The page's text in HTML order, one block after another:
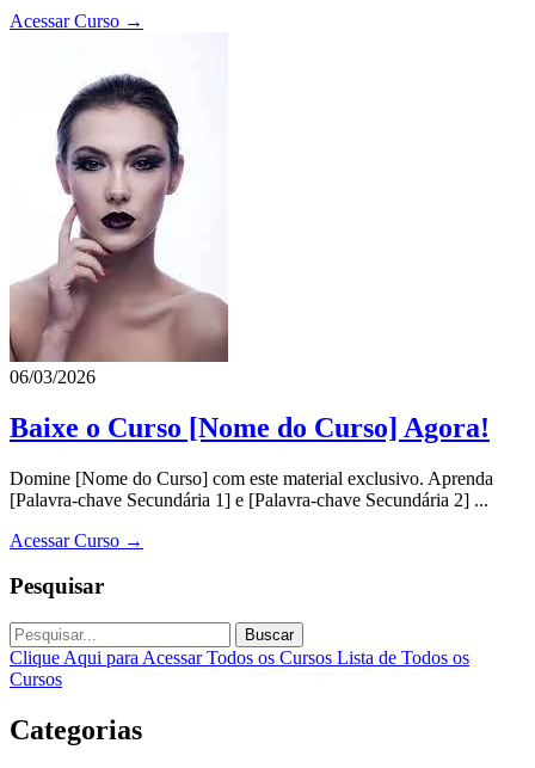
Acessar Curso →
06/03/2026
Baixe o Curso [Nome do Curso] Agora!
Domine [Nome do Curso] com este material exclusivo. Aprenda
[Palavra-chave Secundária 1] e [Palavra-chave Secundária 2] ...
Acessar Curso →
Pesquisar
Buscar
Clique Aqui para Acessar Todos os Cursos Lista de Todos os
Cursos
Categorias